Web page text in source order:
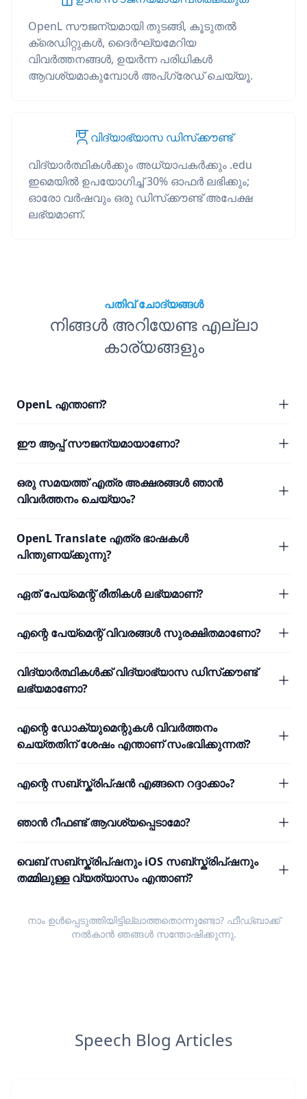
OpenL സൗജന്യമായി തുടങ്ങി, കൂടുതൽ
ക്രെഡിറ്റുകൾ, ദൈർഘ്യമേറിയ
വിവർത്തനങ്ങൾ, ഉയർന്ന പരിധികൾ
ആവശ്യമാകുമ്പോൾ അപ്‌ഗ്രേഡ് ചെയ്യൂ.
വിദ്യാഭ്യാസ ഡിസ്‌ക്കൗണ്ട്
വിദ്യാർത്ഥികൾക്കും അധ്യാപകർക്കും .edu
ഇമെയിൽ ഉപയോഗിച്ച് 30% ഓഫർ ലഭിക്കും;
ഓരോ വർഷവും ഒരു ഡിസ്‌ക്കൗണ്ട് അപേക്ഷ
ലഭ്യമാണ്.
പതിവ് ചോദ്യങ്ങൾ
നിങ്ങൾ അറിയേണ്ട എല്ലാ
കാര്യങ്ങളും
OpenL എന്താണ്?
ഈ ആപ്പ് സൗജന്യമായാണോ?
ഒരു സമയത്ത് എത്ര അക്ഷരങ്ങൾ ഞാൻ
വിവർത്തനം ചെയ്യാം?
OpenL Translate എത്ര ഭാഷകൾ
പിന്തുണയ്ക്കുന്നു?
ഏത് പേയ്മെന്റ് രീതികൾ ലഭ്യമാണ്?
എന്റെ പേയ്മെന്റ് വിവരങ്ങൾ സുരക്ഷിതമാണോ?
വിദ്യാർത്ഥികൾക്ക് വിദ്യാഭ്യാസ ഡിസ്‌ക്കൗണ്ട്
ലഭ്യമാണോ?
എന്റെ ഡോക്യുമെന്റുകൾ വിവർത്തനം
ചെയ്തതിന് ശേഷം എന്താണ് സംഭവിക്കുന്നത്?
എന്റെ സബ്സ്ക്രിപ്ഷൻ എങ്ങനെ റദ്ദാക്കാം?
ഞാൻ റീഫണ്ട് ആവശ്യപ്പെടാമോ?
വെബ് സബ്സ്ക്രിപ്ഷനും iOS സബ്സ്ക്രിപ്ഷനും
തമ്മിലുള്ള വ്യത്യാസം എന്താണ്?
നാം ഉൾപ്പെടുത്തിയിട്ടില്ലാത്തതൊന്നുണ്ടോ? ഫീഡ്ബാക്ക്
നൽകാൻ ഞങ്ങൾ സന്തോഷിക്കുന്നു.
Speech Blog Articles